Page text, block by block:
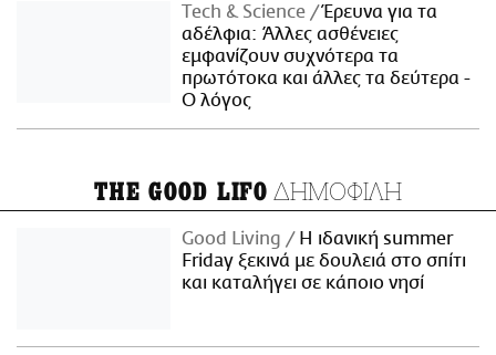
Τech & Science
Έρευνα για τα
αδέλφια: Άλλες ασθένειες
εμφανίζουν συχνότερα τα
πρωτότοκα και άλλες τα δεύτερα -
Ο λόγος
THE GOOD LIFO ΔΗΜΟΦΙΛΗ
Good Living
Η ιδανική summer
Friday ξεκινά με δουλειά στο σπίτι
και καταλήγει σε κάποιο νησί